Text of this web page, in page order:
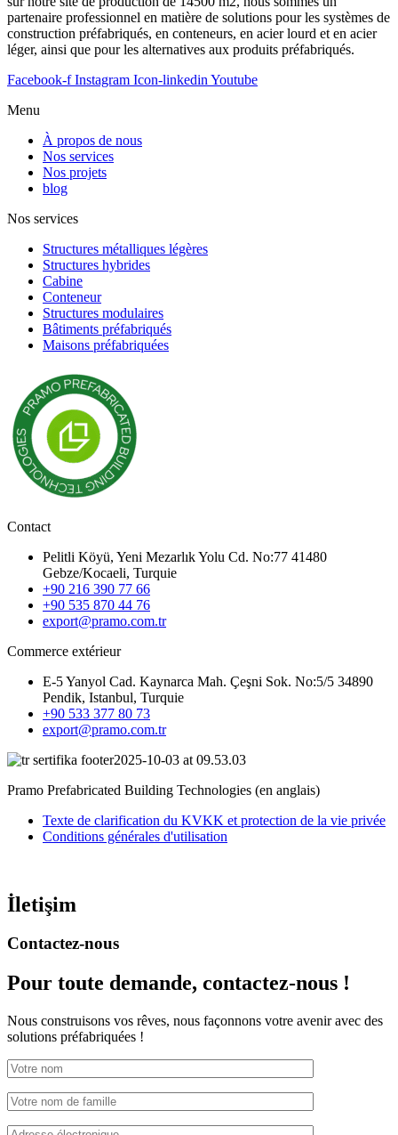
partenaire professionnel en matière de solutions pour les systèmes de
construction préfabriqués, en conteneurs, en acier lourd et en acier
léger, ainsi que pour les alternatives aux produits préfabriqués.
Facebook-f Instagram Icon-linkedin Youtube
Menu
À propos de nous
Nos services
Nos projets
blog
Nos services
Structures métalliques légères
Structures hybrides
Cabine
Conteneur
Structures modulaires
Bâtiments préfabriqués
Maisons préfabriquées
Contact
Pelitli Köyü, Yeni Mezarlık Yolu Cd. No:77 41480
Gebze/Kocaeli, Turquie
+90 216 390 77 66
+90 535 870 44 76
export@pramo.com.tr
Commerce extérieur
E-5 Yanyol Cad. Kaynarca Mah. Çeşni Sok. No:5/5 34890
Pendik, Istanbul, Turquie
+90 533 377 80 73
export@pramo.com.tr
Pramo Prefabricated Building Technologies (en anglais)
Texte de clarification du KVKK et protection de la vie privée
Conditions générales d'utilisation
İletişim
Contactez-nous
Pour toute demande, contactez-nous !
Nous construisons vos rêves, nous façonnons votre avenir avec des
solutions préfabriquées !